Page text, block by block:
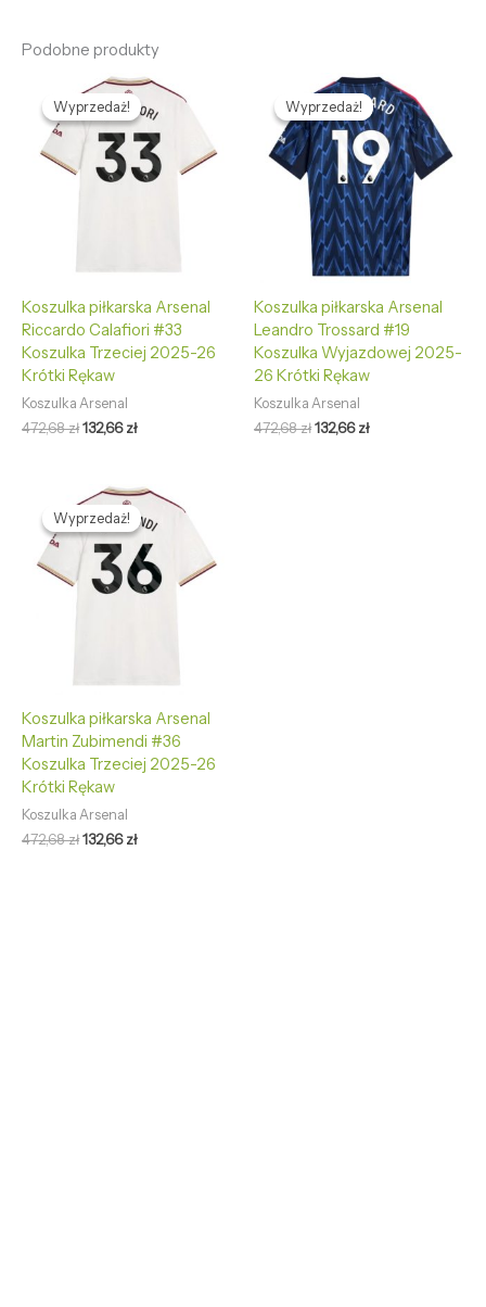
Podobne produkty
Wyprzedaż!
Wyprzedaż!
Koszulka piłkarska Arsenal
Riccardo Calafiori #33
Koszulka Trzeciej 2025-26
Krótki Rękaw
Koszulka Arsenal
472,68zł
Pierwotna
cena
wynosiła:
472,68 zł.
132,66zł
Aktualna
cena
wynosi:
132,66 zł.
Wyprzedaż!
Wyprzedaż!
Koszulka piłkarska Arsenal
Leandro Trossard #19
Koszulka Wyjazdowej 2025-
26 Krótki Rękaw
Koszulka Arsenal
472,68zł
Pierwotna
cena
wynosiła:
472,68 zł.
132,66zł
Aktualna
cena
wynosi:
132,66 zł.
Wyprzedaż!
Wyprzedaż!
Koszulka piłkarska Arsenal
Martin Zubimendi #36
Koszulka Trzeciej 2025-26
Krótki Rękaw
Koszulka Arsenal
472,68zł
Pierwotna
cena
wynosiła:
472,68 zł.
132,66zł
Aktualna
wynosi:
132,66 zł.